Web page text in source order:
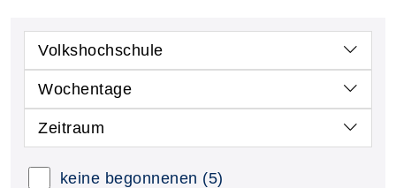
Volkshochschule
Wochentage
Zeitraum
keine begonnenen (5)